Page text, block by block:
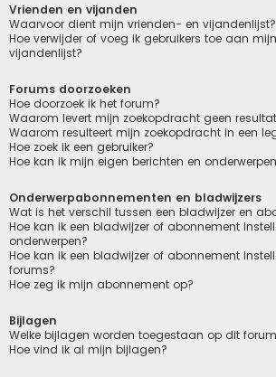
Vrienden en vijanden
Waarvoor dient mijn vrienden- en vijandenlijst?
Hoe verwijder of voeg ik gebruikers toe aan
vijandenlijst?
Forums doorzoeken
Hoe doorzoek ik het forum?
Waarom levert mijn zoekopdracht geen
Waarom resulteert mijn zoekopdracht in een
Hoe zoek ik een gebruiker?
Hoe kan ik mijn eigen berichten en
Onderwerpabonnementen en bladwijzers
Wat is het verschil tussen een bladwijzer en
Hoe kan ik een bladwijzer of abonnement
onderwerpen?
Hoe kan ik een bladwijzer of abonnement
forums?
Hoe zeg ik mijn abonnement op?
Bijlagen
Welke bijlagen worden toegestaan op dit
Hoe vind ik al mijn bijlagen?